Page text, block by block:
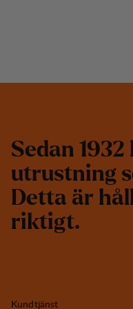
Sedan 1932
utrustning s
Detta är hål
riktigt.
Kundtjänst